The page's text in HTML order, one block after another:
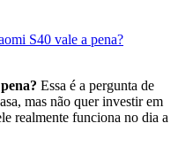
S40 vale a pena?
Essa é a pergunta de
mas não quer investir em
realmente funciona no dia a